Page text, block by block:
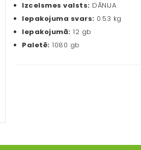
Izcelsmes valsts: DĀNIJA
Iepakojuma svars: 0.53 kg
Iepakojumā: 12 gb
Paletē: 1080 gb